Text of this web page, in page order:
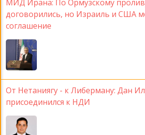
МИД Ирана: По Ормузскому
договорились, но Израиль и США
соглашение
От Нетаниягу - к Либерману: Дан
присоединился к НДИ